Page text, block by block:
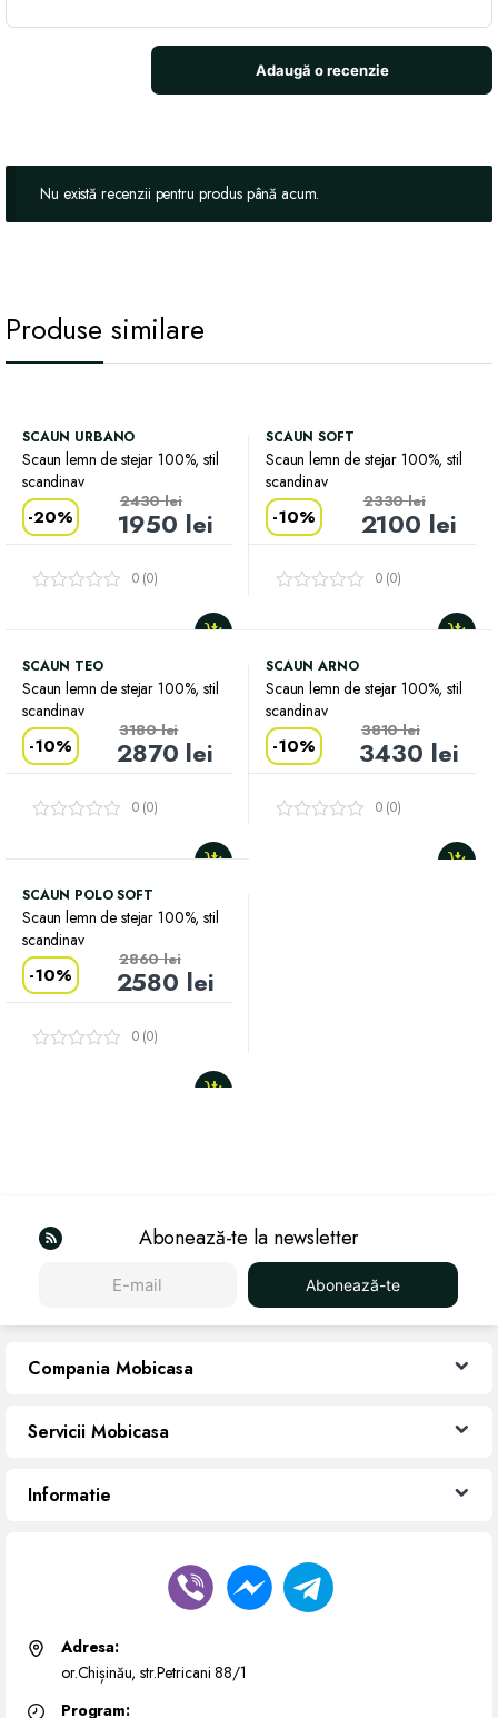
Nu există recenzii pentru produs până acum.
Produse similare
SCAUN URBANO
Scaun lemn de stejar 100%, stil
scandinav
-20% 1950 lei
2430lei
0 (0)
SCAUN SOFT
Scaun lemn de stejar 100%, stil
scandinav
-10% 2100 lei
2330lei
0 (0)
SCAUN TEO
Scaun lemn de stejar 100%, stil
scandinav
-10% 2870 lei
3180lei
0 (0)
SCAUN ARNO
Scaun lemn de stejar 100%, stil
scandinav
-10% 3430 lei
3810lei
0 (0)
SCAUN POLO SOFT
Scaun lemn de stejar 100%, stil
scandinav
-10% 2580 lei
2860lei
0 (0)
Abonează-te la newsletter
Abonează-te
Compania Mobicasa
Servicii Mobicasa
Informatie
Adresa:
or.Chișinău, str.Petricani 88/1
Program: